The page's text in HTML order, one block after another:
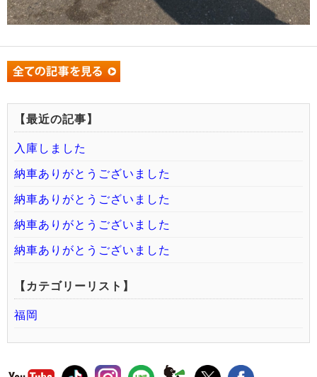
【最近の記事】
入庫しました
納車ありがとうございました
納車ありがとうございました
納車ありがとうございました
納車ありがとうございました
【カテゴリーリスト】
福岡